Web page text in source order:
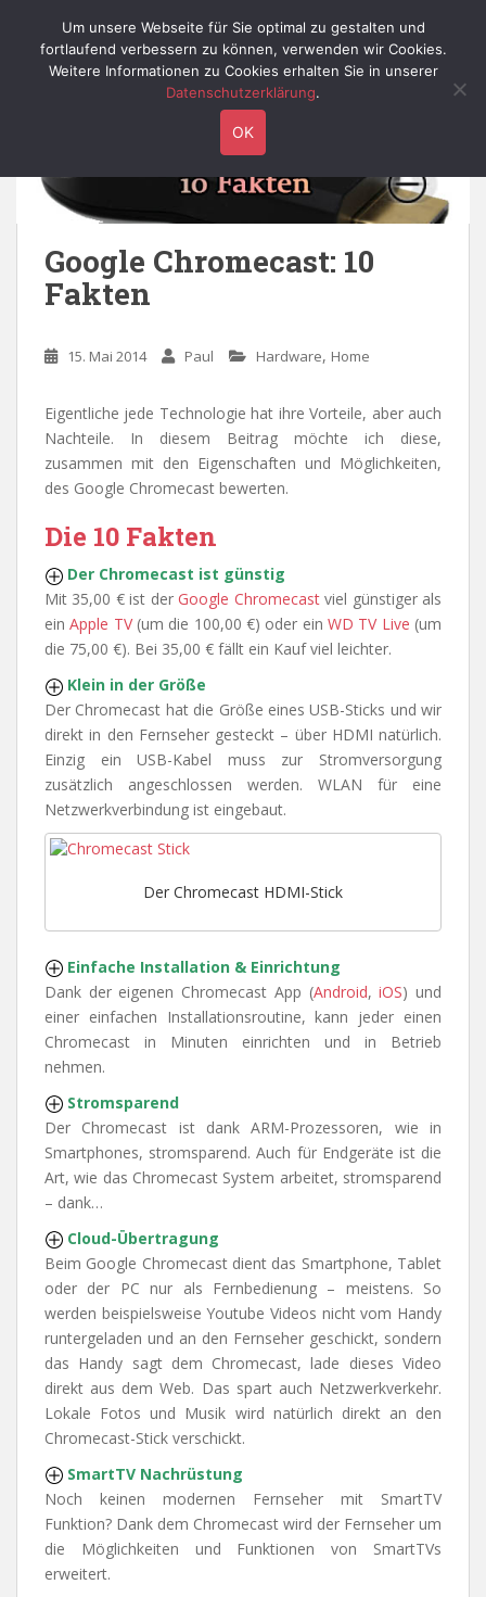
Willy's Technik-Blog
Google Chromecast: 10
Fakten
15. Mai 2014 Paul Hardware, Home
Eigentliche jede Technologie hat ihre Vorteile, aber auch
Nachteile. In diesem Beitrag möchte ich diese,
zusammen mit den Eigenschaften und Möglichkeiten,
des Google Chromecast bewerten.
Die 10 Fakten
Der Chromecast ist günstig
Mit 35,00 € ist derGoogle Chromecastviel günstiger als
einApple TV(um die 100,00 €) oder einWD TV Live (um
die 75,00 €). Bei 35,00 € fällt ein Kauf viel leichter.
Klein in der Größe
Der Chromecast hat die Größe eines USB-Sticks und wir
direkt in den Fernseher gesteckt – über HDMI natürlich.
Einzig ein USB-Kabel muss zur Stromversorgung
zusätzlich angeschlossen werden. WLAN für eine
Netzwerkverbindung ist eingebaut.
Der Chromecast HDMI-Stick
Einfache Installation & Einrichtung
Dank der eigenen Chromecast App (Android,iOS) und
einer einfachen Installationsroutine, kann jeder einen
Chromecast in Minuten einrichten und in Betrieb
nehmen.
Stromsparend
Der Chromecast ist dank ARM-Prozessoren, wie in
Smartphones, stromsparend. Auch für Endgeräte ist die
Art, wie das Chromecast System arbeitet, stromsparend
– dank…
Cloud-Übertragung
Beim Google Chromecast dient das Smartphone, Tablet
oder der PC nur als Fernbedienung – meistens. So
werden beispielsweise Youtube Videos nicht vom Handy
runtergeladen und an den Fernseher geschickt, sondern
das Handy sagt dem Chromecast, lade dieses Video
direkt aus dem Web. Das spart auch Netzwerkverkehr.
Lokale Fotos und Musik wird natürlich direkt an den
Chromecast-Stick verschickt.
SmartTV Nachrüstung
Noch keinen modernen Fernseher mit SmartTV
Funktion? Dank dem Chromecast wird der Fernseher um
die Möglichkeiten und Funktionen von SmartTVs
erweitert.
Um unsere Webseite für Sie optimal zu gestalten und
fortlaufend verbessern zu können, verwenden wir Cookies.
Weitere Informationen zu Cookies erhalten Sie in unserer
Datenschutzerklärung.
OK